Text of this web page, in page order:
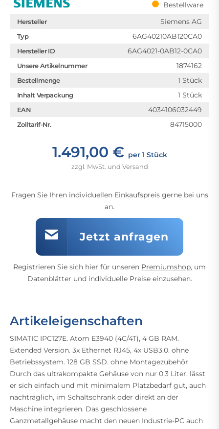
Bestellware
Hersteller Siemens AG
Typ 6AG40210AB120CA0
Hersteller ID 6AG4021-0AB12-0CA0
Unsere Artikelnummer 1874162
Bestellmenge 1 Stück
Inhalt Verpackung 1 Stück
EAN 4034106032449
Zolltarif-Nr. 84715000
1.491,00 € per 1 Stück
zzgl. MwSt. und Versand
Fragen Sie Ihren individuellen Einkaufspreis gerne bei uns
an.
Jetzt anfragen
Registrieren Sie sich hier für unseren Premiumshop, um
Datenblätter und individuelle Preise einzusehen.
Artikeleigenschaften
SIMATIC IPC127E. Atom E3940 (4C/4T), 4 GB RAM.
Extended Version. 3x Ethernet RJ45, 4x USB3.0. ohne
Betriebssystem. 128 GB SSD. ohne Montagezubehör
Durch das ultrakompakte Gehäuse von nur 0,3 Liter, lässt
er sich einfach und mit minimalem Platzbedarf gut, auch
nachträglich, im Schaltschrank oder direkt an der
Maschine integrieren. Das geschlossene
Ganzmetallgehäuse macht den neuen Industrie-PC auch